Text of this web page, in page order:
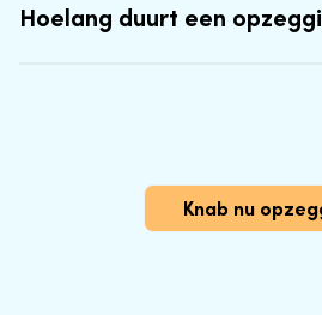
Hoelang duurt een
Knab nu